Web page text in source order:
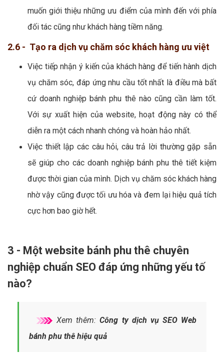
muốn giới thiệu những ưu điểm của mình đến với phía
đối tác cũng như khách hàng tiềm năng.
2.6 - Tạo ra dịch vụ chăm sóc khách hàng ưu việt
Việc tiếp nhận ý kiến của khách hàng để tiến hành dịch
vụ chăm sóc, đáp ứng nhu cầu tốt nhất là điều mà bất
cứ doanh nghiệp bánh phu thê nào cũng cần làm tốt.
Với sự xuất hiện của website, hoạt động này có thể
diễn ra một cách nhanh chóng và hoàn hảo nhất.
Việc thiết lập các câu hỏi, câu trả lời thường gặp sẵn
sẽ giúp cho các doanh nghiệp bánh phu thê tiết kiệm
được thời gian của mình. Dịch vụ chăm sóc khách hàng
nhờ vậy cũng được tối ưu hóa và đem lại hiệu quả tích
cực hơn bao giờ hết.
3 - Một website bánh phu thê chuyên
nghiệp chuẩn SEO đáp ứng những yếu tố
nào?
Xem thêm:Công ty dịch vụ SEO Web
bánh phu thê hiệu quả